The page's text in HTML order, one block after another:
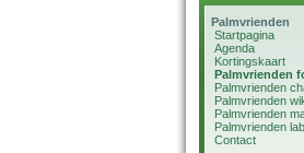
Palmvrienden
Startpagina
Agenda
Kortingskaart
Palmvrienden
Palmvrienden
Palmvrienden
Palmvrienden
Palmvrienden
Contact